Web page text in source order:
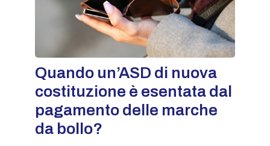
Quando un’ASD di nuova
costituzione è esentata dal
pagamento delle marche
da bollo?